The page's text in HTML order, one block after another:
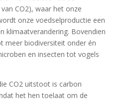
CO2), waar het onze
onze voedselproductie een
klimaatverandering. Bovendien
meer biodiversiteit onder én
en insecten tot vogels
CO2 uitstoot is carbon
het hen toelaat om de